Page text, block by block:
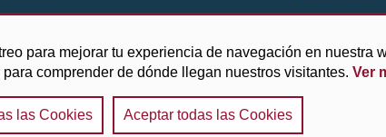
para mejorar tu experiencia de navegación en
comprender de dónde llegan nuestros visitantes. Ver
las Cookies Aceptar todas las Cookies
Aviso legal y Política de privacidad